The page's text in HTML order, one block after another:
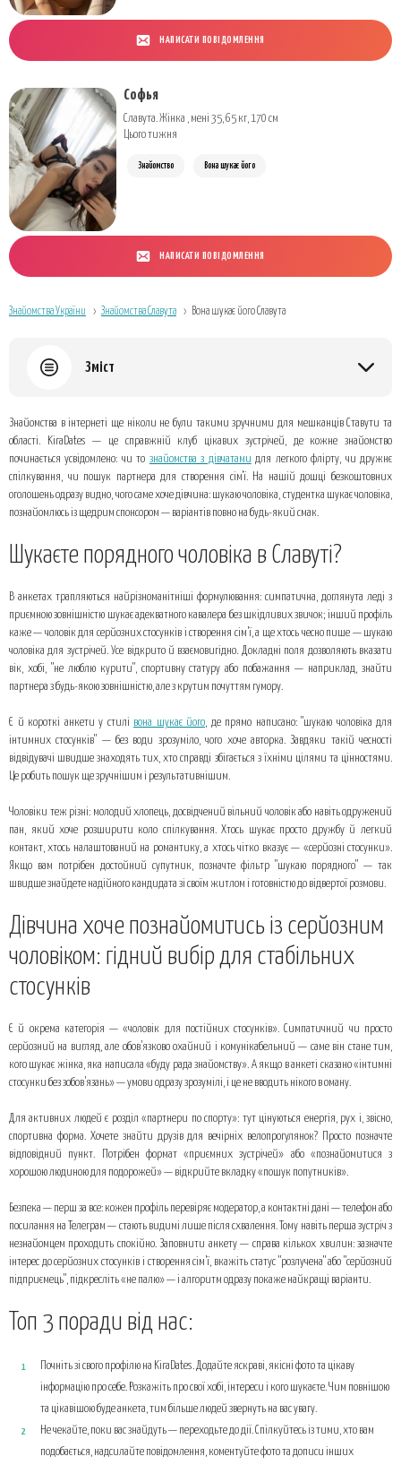
НАПИСАТИ ПОВІДОМЛЕННЯ
Софья
Славута. Жінка , мені 35, 65 кг, 170 см
Цього тижня
Знайомство Вона шукає його
НАПИСАТИ ПОВІДОМЛЕННЯ
Знайомства України Знайомства Славута Вона шукає його Славута
Зміст
Дівчина хоче познайомитись із серйозним чоловіком: гідний вибір для
стабільних стосунків
Топ 3 поради від нас:
Знайомства в інтернеті ще ніколи не були такими зручними для мешканців Ставути та
області. KiraDates — це справжній клуб цікавих зустрічей, де кожне знайомство
починається усвідомлено: чи то знайомства з дівчатами для легкого флірту, чи дружнє
спілкування, чи пошук партнера для створення сім'ї. На нашій дошці безкоштовних
оголошень одразу видно, чого саме хоче дівчина: шукаю чоловіка, студентка шукає чоловіка,
познайомлюсь із щедрим спонсором — варіантів повно на будь-який смак.
Шукаєте порядного чоловіка в Славуті?
В анкетах трапляються найрізноманітніші формулювання: симпатична, доглянута леді з
приємною зовнішністю шукає адекватного кавалера без шкідливих звичок; інший профіль
каже — чоловік для серйозних стосунків і створення сім’ї, а ще хтось чесно пише — шукаю
чоловіка для зустрічей. Усе відкрито й взаємовигідно. Докладні поля дозволяють вказати
вік, хобі, "не люблю курити", спортивну статуру або побажання — наприклад, знайти
партнера з будь-якою зовнішністю, але з крутим почуттям гумору.
Є й короткі анкети у стилі вона шукає його, де прямо написано: "шукаю чоловіка для
інтимних стосунків" — без води зрозуміло, чого хоче авторка. Завдяки такій чесності
відвідувачі швидше знаходять тих, хто справді збігається з їхніми цілями та цінностями.
Це робить пошук ще зручнішим і результативнішим.
Чоловіки теж різні: молодий хлопець, досвідчений вільний чоловік або навіть одружений
пан, який хоче розширити коло спілкування. Хтось шукає просто дружбу й легкий
контакт, хтось налаштований на романтику, а хтось чітко вказує — «серйозні стосунки».
Якщо вам потрібен достойний супутник, позначте фільтр "шукаю порядного" — так
швидше знайдете надійного кандидата зі своїм житлом і готовністю до відвертої розмови.
Дівчина хоче познайомитись із серйозним
чоловіком: гідний вибір для стабільних
стосунків
Є й окрема категорія — «чоловік для постійних стосунків». Симпатичний чи просто
серйозний на вигляд, але обов’язково охайний і комунікабельний — саме він стане тим,
кого шукає жінка, яка написала «буду рада знайомству». А якщо в анкеті сказано «інтимні
стосунки без зобов’язань» — умови одразу зрозумілі, і це не вводить нікого в оману.
Для активних людей є розділ «партнери по спорту»: тут цінуються енергія, рух і, звісно,
спортивна форма. Хочете знайти друзів для вечірніх велопрогулянок? Просто позначте
відповідний пункт. Потрібен формат «приємних зустрічей» або «познайомитися з
хорошою людиною для подорожей» — відкрийте вкладку «пошук попутників».
Безпека — перш за все: кожен профіль перевіряє модератор, а контактні дані — телефон або
посилання на Телеграм — стають видимі лише після схвалення. Тому навіть перша зустріч з
незнайомцем проходить спокійно. Заповнити анкету — справа кількох хвилин: зазначте
інтерес до серйозних стосунків і створення сім’ї, вкажіть статус "розлучена" або "серйозний
підприємець", підкресліть «не палю» — і алгоритм одразу покаже найкращі варіанти.
Топ 3 поради від нас:
Почніть зі свого профілю на KiraDates. Додайте яскраві, якісні фото та цікаву
інформацію про себе. Розкажіть про свої хобі, інтереси і кого шукаєте. Чим повнішою
та цікавішою буде анкета, тим більше людей звернуть на вас увагу.
Не чекайте, поки вас знайдуть — переходьте до дії. Спілкуйтесь із тими, хто вам
подобається, надсилайте повідомлення, коментуйте фото та дописи інших